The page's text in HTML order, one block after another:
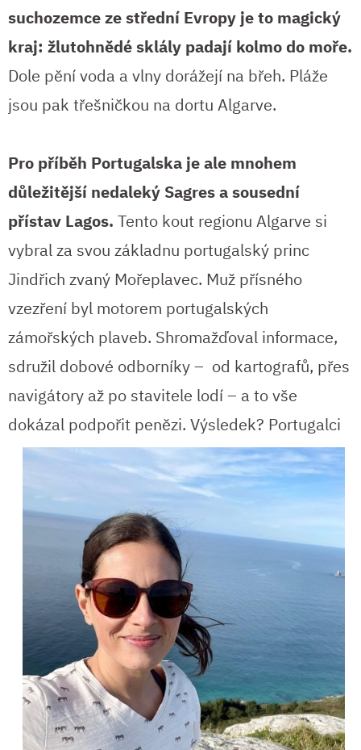
suchozemce ze střední Evropy je to magický
kraj: žlutohnědé sklály padají kolmo do moře.
Dole pění voda a vlny dorážejí na břeh. Pláže
jsou pak třešničkou na dortu Algarve.
Pro příběh Portugalska je ale mnohem
důležitější nedaleký Sagres a sousední
přístav Lagos. Tento kout regionu Algarve si
vybral za svou základnu portugalský princ
Jindřich zvaný Mořeplavec. Muž přísného
vzezření byl motorem portugalských
zámořských plaveb. Shromažďoval informace,
sdružil dobové odborníky – od kartografů, přes
navigátory až po stavitele lodí – a to vše
dokázal podpořit penězi. Výsledek? Portugalci